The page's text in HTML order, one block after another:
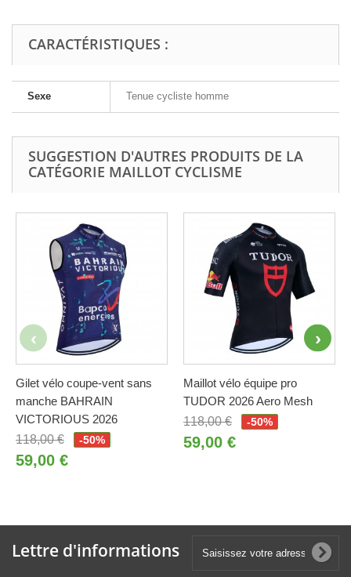
CARACTÉRISTIQUES :
Sexe Tenue cycliste homme
SUGGESTION D'AUTRES PRODUITS DE LA
CATÉGORIE MAILLOT CYCLISME
Gilet vélo coupe-vent sans
manche BAHRAIN
VICTORIOUS 2026
118,00 €
-50%
59,00 €
Maillot vélo équipe pro
TUDOR 2026 Aero Mesh
118,00 €
-50%
59,00 €
Lettre d'informations